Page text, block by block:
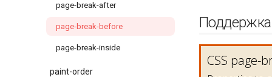
page-break-after
page-break-before
page-break-inside
paint-order